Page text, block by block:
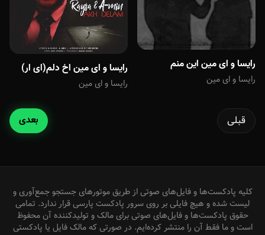
رایسا و ای مین این منم
رایسا و ای مین
رایسا و ای مین اخ دلم(ای ار)
رایسا و ای مین
قبلی بعدی
کلیه پادکست‌ها و فایل‌های صوتی از طریق موتورهای جستجو جمع‌آوری و
لیست شده و هیچ فایلی بر روی سرور پادکست پارسی قرار ندارد. تمامی
حقوق پادکست‌ها و فایل‌های صوتی برای مالک و تولیدکننده آن محفوظ
است و ما فقط آن را منتشر کرده‌ایم. در صورتی که مالک فایل یا پادکستی